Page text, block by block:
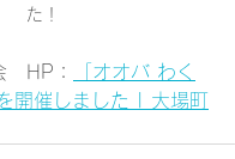
た！
HP：
「オオバ わく
開催しました | 大場町